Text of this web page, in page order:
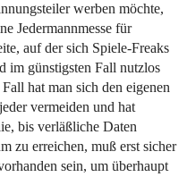
werben möchte,
Jedermannmesse für
auf der sich Spiele-Freaks
im günstigsten Fall nutzlos
hat man sich den eigenen
vermeiden und hat
bis verläßliche Daten
zu erreichen, muß erst sicher
sein, um überhaupt